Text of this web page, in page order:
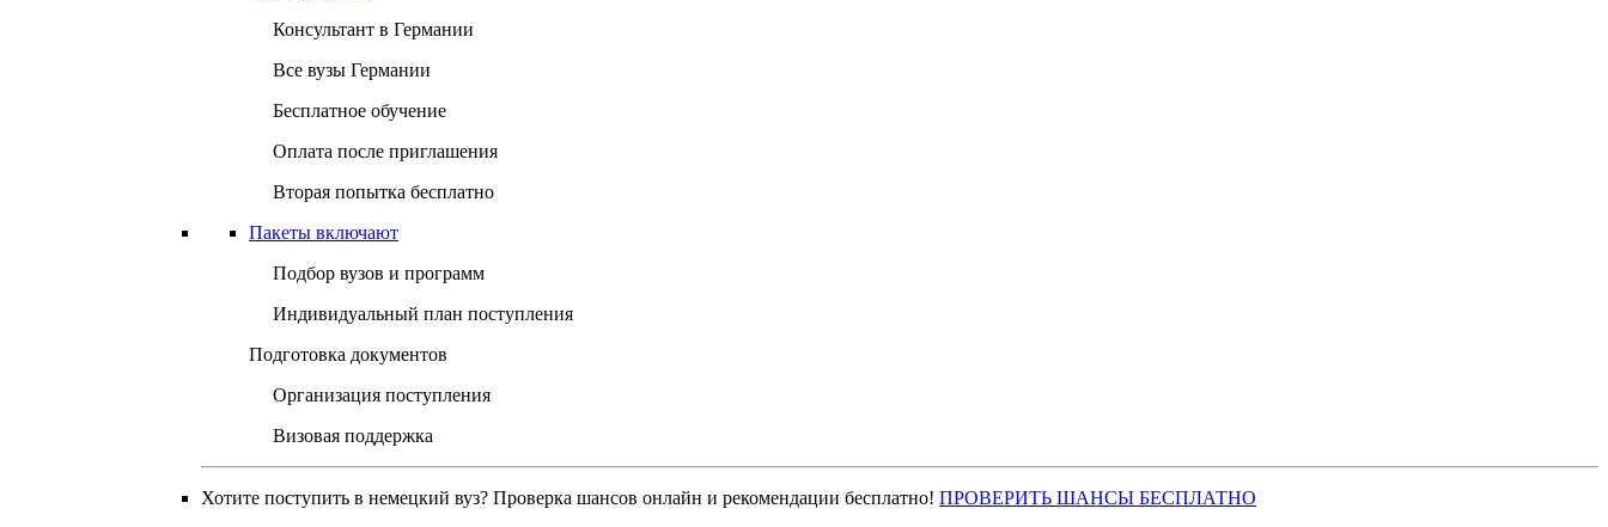
Консультант в Германии
Все вузы Германии
Бесплатное обучение
Оплата после приглашения
Вторая попытка бесплатно
Пакеты включают
Подбор вузов и программ
Индивидуальный план поступления
Подготовка документов
Организация поступления
Визовая поддержка
Хотите поступить в немецкий вуз? Проверка шансов онлайн и рекомендации бесплатно! ПРОВЕРИТЬ ШАНСЫ БЕСПЛАТНО